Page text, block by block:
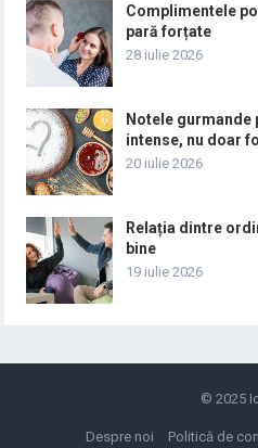
Complimentele
pară forțate
28 iulie 2026
Notele gurmande
intense, nu doar
20 iulie 2026
Relația dintre
bine
19 iulie 2026
© 2025
Despre noi Politică de